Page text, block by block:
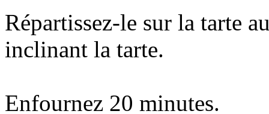
Répartissez-le sur la tarte
inclinant la tarte.
Enfournez 20 minutes.